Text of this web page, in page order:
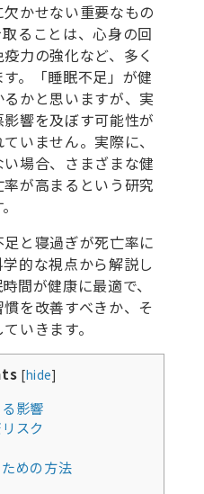
かせない重要なもの
ることは、心身の回
力の強化など、多く
。「睡眠不足」が健
かと思いますが、実
響を及ぼす可能性が
いません。実際に、
場合、さまざまな健
が高まるという研究
と寝過ぎが死亡率に
的な視点から解説し
間が健康に最適で、
を改善すべきか、そ
いきます。
[hide]
影響
スク
めの方法